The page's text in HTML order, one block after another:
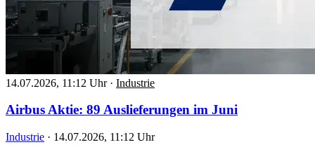
14.07.2026, 11:12 Uhr · Industrie
Airbus Aktie: 89 Auslieferungen im Juni
Industrie · 14.07.2026, 11:12 Uhr